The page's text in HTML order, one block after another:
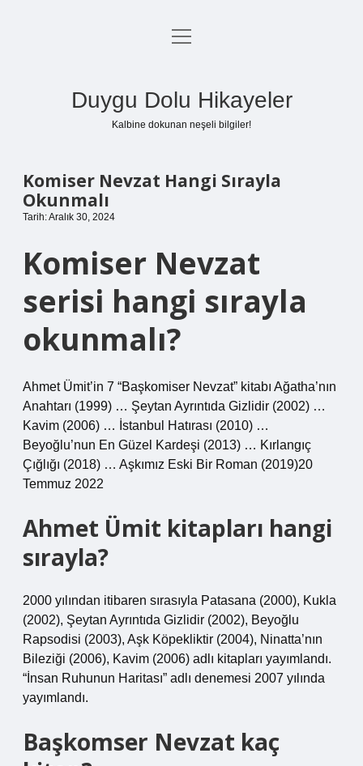
Anasayfa
menüyü
Duygu Dolu Hikayeler
Kalbine dokunan neşeli bilgiler!
Komiser Nevzat Hangi Sırayla
Okunmalı
Tarih: Aralık 30, 2024
Komiser Nevzat
serisi hangi sırayla
okunmalı?
Ahmet Ümit’in 7 “Başkomiser Nevzat” kitabı Ağatha’nın
Anahtarı (1999) … Şeytan Ayrıntıda Gizlidir (2002) …
Kavim (2006) … İstanbul Hatırası (2010) …
Beyoğlu’nun En Güzel Kardeşi (2013) … Kırlangıç ​​
Çığlığı (2018) … Aşkımız Eski Bir Roman (2019)20
Temmuz 2022
Ahmet Ümit kitapları hangi
sırayla?
2000 yılından itibaren sırasıyla Patasana (2000), Kukla
(2002), Şeytan Ayrıntıda Gizlidir (2002), Beyoğlu
Rapsodisi (2003), Aşk Köpekliktir (2004), Ninatta’nın
Bileziği (2006), Kavim (2006) adlı kitapları yayımlandı.
“İnsan Ruhunun Haritası” adlı denemesi 2007 yılında
yayımlandı.
Başkomser Nevzat kaç